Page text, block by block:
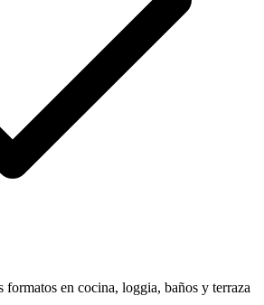
formatos en cocina, loggia, baños y terraza